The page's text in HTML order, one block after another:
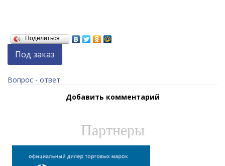
Поделиться…
Под заказ
Вопрос - ответ
Добавить комментарий
Партнеры